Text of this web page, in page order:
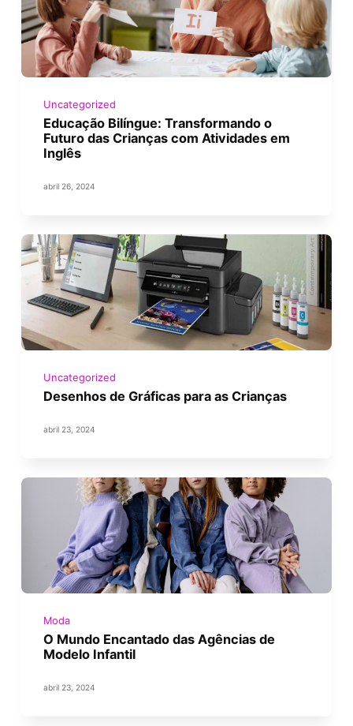
Uncategorized
Educação Bilíngue: Transformando o
Futuro das Crianças com Atividades em
Inglês
abril 26, 2024
Uncategorized
Desenhos de Gráficas para as Crianças
abril 23, 2024
Moda
O Mundo Encantado das Agências de
Modelo Infantil
abril 23, 2024